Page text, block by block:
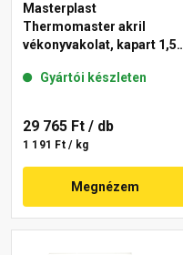
Masterplast
Thermomaster akril
vékonyvakolat, kapart 1,5
Gyártói készleten
29 765 Ft / db
1 191 Ft / kg
Megnézem